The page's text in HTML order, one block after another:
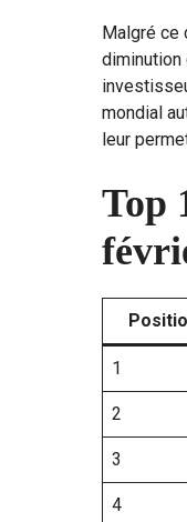
Malgré ce
diminution
mondial
leur
Top
1
2
3
4